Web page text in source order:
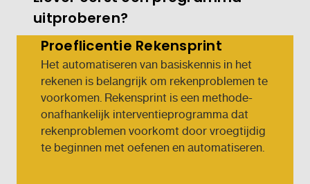
uitproberen?
Proeflicentie Rekensprint
Het automatiseren van basiskennis in het
rekenen is belangrijk om rekenproblemen te
voorkomen. Rekensprint is een methode-
onafhankelijk interventieprogramma dat
rekenproblemen voorkomt door vroegtijdig
te beginnen met oefenen en automatiseren.